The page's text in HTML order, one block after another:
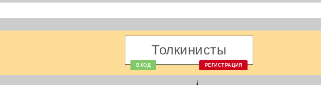
Толкинисты
ВХОД РЕГИСТРАЦИЯ